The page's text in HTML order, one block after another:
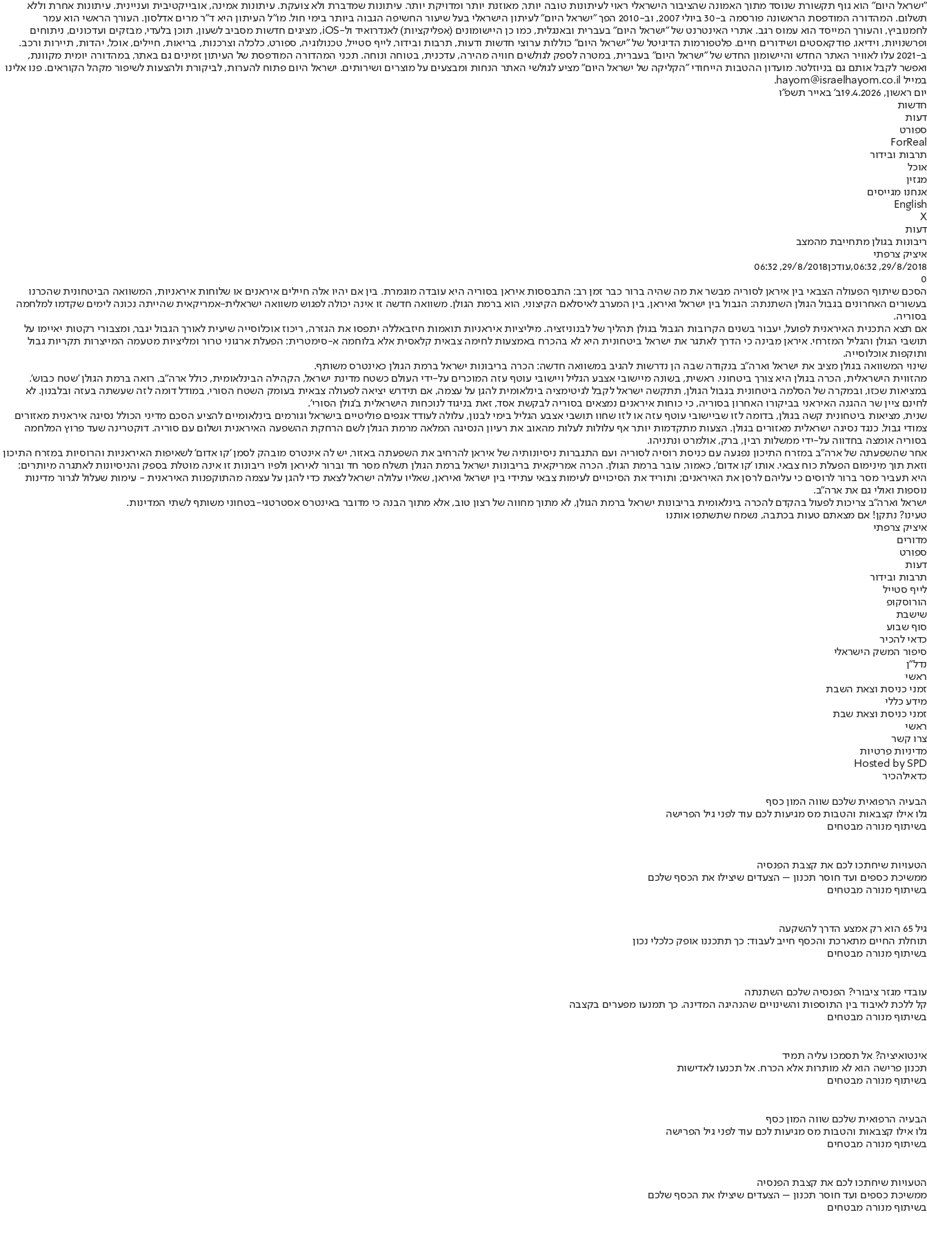
"ישראל היום" הוא גוף תקשורת שנוסד מתוך האמונה שהציבור הישראלי ראוי לעיתונות טובה יותר, מאוזנת יותר ומדויקת יותר. עיתונות שמדברת ולא צועקת. עיתונות אמינה, אובייקטיבית ועניינית. עיתונות אחרת וללא
תשלום. המהדורה המודפסת הראשונה פורסמה ב-30 ביולי 2007, וב-2010 הפך "ישראל היום" לעיתון הישראלי בעל שיעור החשיפה הגבוה ביותר בימי חול. מו"ל העיתון היא ד"ר מרים אדלסון. העורך הראשי הוא עמר
לחמנוביץ, והעורך המייסד הוא עמוס רגב. אתרי האינטרנט של "ישראל היום" בעברית ובאנגלית, כמו כן היישומונים (אפליקציות) לאנדרואיד ול-iOS, מציגים חדשות מסביב לשעון, תוכן בלעדי, מבזקים ועדכונים, ניתוחים
ופרשנויות, וידיאו, פודקאסטים ושידורים חיים. פלטפורמות הדיגיטל של "ישראל היום" כוללות ערוצי חדשות ודעות, תרבות ובידור, לייף סטייל, טכנולוגיה, ספורט, כלכלה וצרכנות, בריאות, חיילים, אוכל, יהדות, תיירות ורכב.
ב-2021 עלו לאוויר האתר החדש והיישומון החדש של "ישראל היום" בעברית, במטרה לספק לגולשים חוויה מהירה, עדכנית, בטוחה ונוחה. תכני המהדורה המודפסת של העיתון זמינים גם באתר, במהדורה יומית מקוונת,
ואפשר לקבל אותם גם בניוזלטר. מועדון ההטבות הייחודי "הקליקה של ישראל היום" מציע לגולשי האתר הנחות ומבצעים על מוצרים ושירותים. ישראל היום פתוח להערות, לביקורת ולהצעות לשיפור מקהל הקוראים. פנו אלינו
במייל hayom@israelhayom.co.il.
יום ראשון, 19.4.2026
ב' באייר תשפ"ו
חדשות
דעות
ספורט
ForReal
תרבות ובידור
אוכל
מגזין
אנחנו מגייסים
English
X
דעות
ריבונות בגולן מתחייבת מהמצב
איציק צרפתי
29/8/2018, 06:32
,עודכן29/8/2018, 06:32
0
הסכם שיתוף הפעולה הצבאי בין איראן לסוריה מבשר את מה שהיה ברור כבר זמן רב: התבססות איראן בסוריה היא עובדה מוגמרת. בין אם יהיו אלה חיילים איראנים או שלוחות איראניות, המשוואה הביטחונית שהכרנו
בעשורים האחרונים בגבול הגולן השתנתה: הגבול בין ישראל ואיראן, בין המערב לאיסלאם הקיצוני, הוא ברמת הגולן. משוואה חדשה זו אינה יכולה לפגוש משוואה ישראלית-אמריקאית שהייתה נכונה לימים שקדמו למלחמה
בסוריה.
אם תצא התכנית האיראנית לפועל, יעבור בשנים הקרובות הגבול בגולן תהליך של לבנוניזציה. מיליציות איראניות תואמות חיזבאללה יתפסו את הגזרה, ריכוז אוכלוסייה שיעית לאורך הגבול יגבר, ומצבורי רקטות יאיימו על
תושבי הגולן והגליל המזרחי. איראן מבינה כי הדרך לאתגר את ישראל ביטחונית היא לא בהכרח באמצעות לחימה צבאית קלאסית אלא בלוחמה א-סימטרית: הפעלת ארגוני טרור ומליציות מטעמה המייצרות תקריות גבול
ותוקפות אוכלוסייה.
שינוי המשוואה בגולן מציב את ישראל וארה"ב בנקודה שבה הן נדרשות להגיב במשוואה חדשה: הכרה בריבונות ישראל ברמת הגולן כאינטרס משותף.
מהזווית הישראלית, הכרה בגולן היא צורך ביטחוני. ראשית, בשונה מיישובי אצבע הגליל ויישובי עוטף עזה המוכרים על-ידי העולם כשטח מדינת ישראל, הקהילה הבינלאומית, כולל ארה"ב, רואה ברמת הגולן 'שטח כבוש'.
במציאות שכזו, ובמקרה של הסלמה ביטחונית בגבול הגולן, תתקשה ישראל לקבל לגיטימציה בינלאומית להגן על עצמה, אם תידרש יציאה לפעולה צבאית בעומק השטח הסורי, במודל דומה לזה שעשתה בעזה ובלבנון. לא
לחינם ציין שר ההגנה האיראני בביקורו האחרון בסוריה, כי כוחות איראנים נמצאים בסוריה לבקשת אסד, זאת בניגוד לנוכחות הישראלית ב'גולן הסורי'.
שנית, מציאות ביטחונית קשה בגולן, בדומה לזו שביישובי עוטף עזה או לזו שחוו תושבי אצבע הגליל בימי לבנון, עלולה לעודד אגפים פוליטיים בישראל וגורמים בינלאומיים להציע הסכם מדיני הכולל נסיגה איראנית מאזורים
צמודי גבול, כנגד נסיגה ישראלית מאזורים בגולן. הצעות מתקדמות יותר אף עלולות לעלות מהאוב את רעיון הנסיגה המלאה מרמת הגולן לשם הרחקת ההשפעה האיראנית ושלום עם סוריה. דוקטרינה שעד פרוץ המלחמה
בסוריה אומצה בחדווה על-ידי ממשלות רבין, ברק, אולמרט ונתניהו.
אחר שהשפעתה של ארה"ב במזרח התיכון נפגעה עם כניסת רוסיה לסוריה ועם התגברות ניסיונותיה של איראן להרחיב את השפעתה באזור, יש לה אינטרס מובהק לסמן 'קו אדום' לשאיפות האיראניות והרוסיות במזרח התיכון
וזאת תוך מינימום הפעלת כוח צבאי. אותו 'קו אדום', כאמור, עובר ברמת הגולן. הכרה אמריקאית בריבונות ישראל ברמת הגולן תשלח מסר חד וברור לאיראן ולפיו ריבונות זו אינה מוטלת בספק והניסיונות לאתגרה מיותרים:
היא תעביר מסר ברור לרוסים כי עליהם לרסן את האיראנים; ותוריד את הסיכויים לעימות צבאי עתידי בין ישראל ואיראן, שאליו עלולה ישראל לצאת כדי להגן על עצמה מהתוקפנות האיראנית - עימות שעלול לגרור מדינות
נוספות ואולי גם את ארה"ב.
ישראל וארה"ב צריכות לפעול בהקדם להכרה בינלאומית בריבונות ישראל ברמת הגולן, לא מתוך מחווה של רצון טוב, אלא מתוך הבנה כי מדובר באינטרס אסטרטגי-בטחוני משותף לשתי המדינות.
טעינו? נתקן! אם מצאתם טעות בכתבה, נשמח שתשתפו אותנו
איציק צרפתי
מדורים
ספורט
דעות
תרבות ובידור
לייף סטייל
הורוסקופ
שישבת
סוף שבוע
כדאי להכיר
סיפור המשק הישראלי
נדל"ן
ראשי
זמני כניסת וצאת השבת
מידע כללי
זמני כניסת וצאת שבת
ראשי
צרו קשר
מדיניות פרטיות
Hosted by SPD
כדאילהכיר
הבעיה הרפואית שלכם שווה המון כסף
גלו אילו קצבאות והטבות מס מגיעות לכם עוד לפני גיל הפרישה
בשיתוף מנורה מבטחים
הטעויות שיחתכו לכם את קצבת הפנסיה
ממשיכת כספים ועד חוסר תכנון – הצעדים שיצילו את הכסף שלכם
בשיתוף מנורה מבטחים
גיל 65 הוא רק אמצע הדרך להשקעה
תוחלת החיים מתארכת והכסף חייב לעבוד: כך תתכננו אופק כלכלי נכון
בשיתוף מנורה מבטחים
עובדי מגזר ציבורי? הפנסיה שלכם השתנתה
קל ללכת לאיבוד בין התוספות והשינויים שהנהיגה המדינה. כך תמנעו מפערים בקצבה
בשיתוף מנורה מבטחים
אינטואיציה? אל תסמכו עליה תמיד
תכנון פרישה הוא לא מותרות אלא הכרח. אל תכנעו לאדישות
בשיתוף מנורה מבטחים
הבעיה הרפואית שלכם שווה המון כסף
גלו אילו קצבאות והטבות מס מגיעות לכם עוד לפני גיל הפרישה
בשיתוף מנורה מבטחים
הטעויות שיחתכו לכם את קצבת הפנסיה
ממשיכת כספים ועד חוסר תכנון – הצעדים שיצילו את הכסף שלכם
בשיתוף מנורה מבטחים